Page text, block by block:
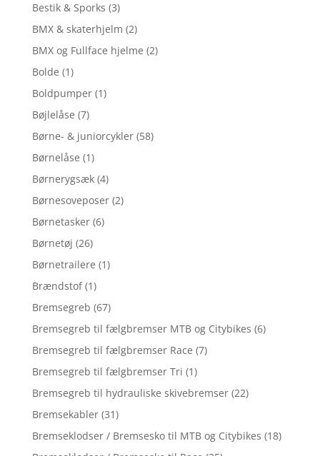
Bestik & Sporks (3)
BMX & skaterhjelm (2)
BMX og Fullface hjelme (2)
Bolde (1)
Boldpumper (1)
Bøjlelåse (7)
Børne- & juniorcykler (58)
Børnelåse (1)
Børnerygsæk (4)
Børnesoveposer (2)
Børnetasker (6)
Børnetøj (26)
Børnetrailere (1)
Brændstof (1)
Bremsegreb (67)
Bremsegreb til fælgbremser MTB og Citybikes (6)
Bremsegreb til fælgbremser Race (7)
Bremsegreb til fælgbremser Tri (1)
Bremsegreb til hydrauliske skivebremser (22)
Bremsekabler (31)
Bremseklodser / Bremsesko til MTB og Citybikes (18)